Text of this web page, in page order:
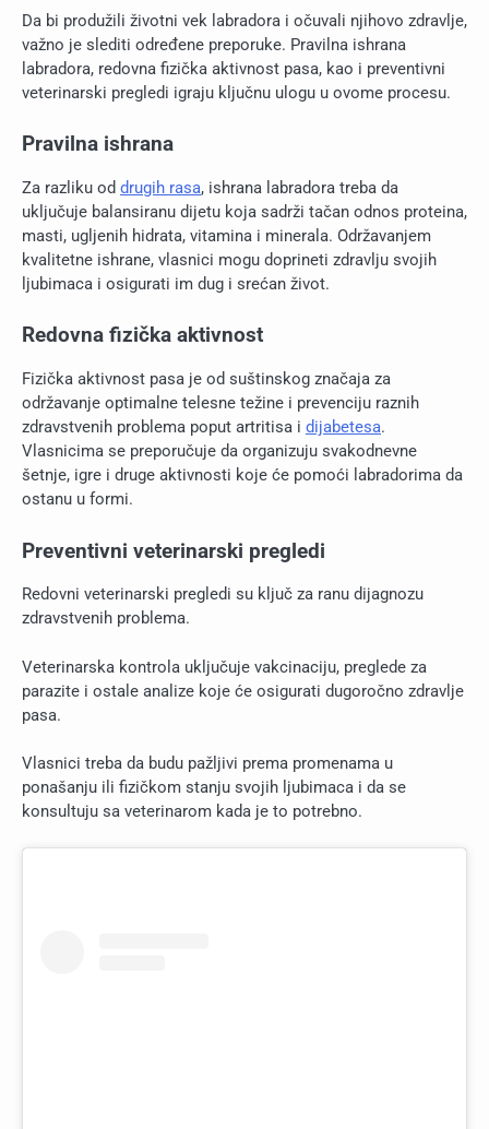
Da bi produžili životni vek labradora i očuvali njihovo zdravlje,
važno je slediti određene preporuke. Pravilna ishrana
labradora, redovna fizička aktivnost pasa, kao i preventivni
veterinarski pregledi igraju ključnu ulogu u ovome procesu.
Pravilna ishrana
Za razliku od drugih rasa, ishrana labradora treba da
uključuje balansiranu dijetu koja sadrži tačan odnos proteina,
masti, ugljenih hidrata, vitamina i minerala. Održavanjem
kvalitetne ishrane, vlasnici mogu doprineti zdravlju svojih
ljubimaca i osigurati im dug i srećan život.
Redovna fizička aktivnost
Fizička aktivnost pasa je od suštinskog značaja za
održavanje optimalne telesne težine i prevenciju raznih
zdravstvenih problema poput artritisa i dijabetesa.
Vlasnicima se preporučuje da organizuju svakodnevne
šetnje, igre i druge aktivnosti koje će pomoći labradorima da
ostanu u formi.
Preventivni veterinarski pregledi
Redovni veterinarski pregledi su ključ za ranu dijagnozu
zdravstvenih problema.
Veterinarska kontrola uključuje vakcinaciju, preglede za
parazite i ostale analize koje će osigurati dugoročno zdravlje
pasa.
Vlasnici treba da budu pažljivi prema promenama u
ponašanju ili fizičkom stanju svojih ljubimaca i da se
konsultuju sa veterinarom kada je to potrebno.